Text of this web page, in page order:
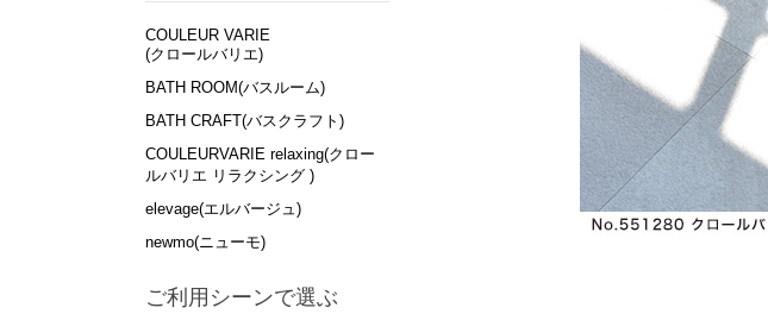
COULEUR VARIE
(クロールバリエ)
BATH ROOM(バスルーム)
BATH CRAFT(バスクラフト)
COULEURVARIE relaxing(クロー
ルバリエ リラクシング )
elevage(エルバージュ)
newmo(ニューモ)
ご利用シーンで選ぶ